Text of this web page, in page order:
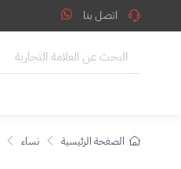
اتصل بنا
الصفحة الرئيسية نساء